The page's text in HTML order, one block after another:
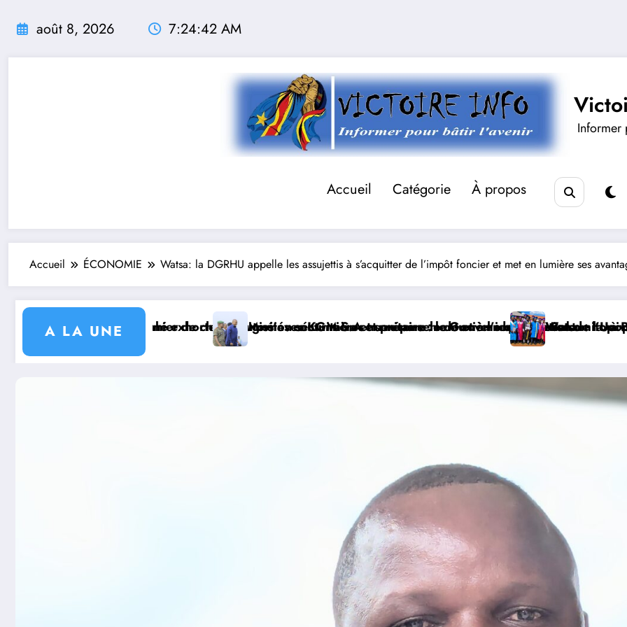
août 8, 2026 7:24:43 AM
Informer
Accueil Catégorie À propos
Accueil ÉCONOMIE Watsa: la DGRHU appelle les assujettis à s’acquitter de l’impôt foncier et met en lumière ses
A LA UNE
prépare le deuxième quinquennat
recensement et à l’identification de la population en vue de renforcer la gouvernance sécuritaire
: le Gouverneur Jean Bakomito à Bunia ce vendredi
Watsa : l’Université CEPROMAD clôture l’année académique avec succès,
Haut-Uele : renforcer la